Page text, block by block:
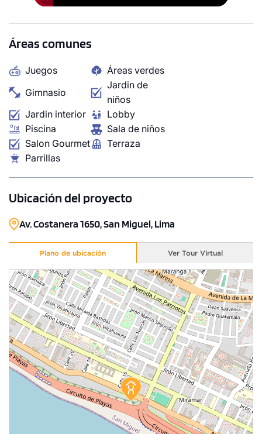
Áreas comunes
Juegos
Áreas verdes
Gimnasio
Jardin de
niños
Jardin interior
Lobby
Piscina
Sala de niños
Salon Gourmet
Terraza
Parrillas
Ubicación del proyecto
Av. Costanera 1650, San Miguel, Lima
Plano de ubicación Ver Tour Virtual